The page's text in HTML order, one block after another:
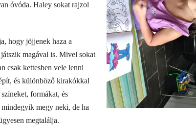
óvóda. Haley sokat rajzol
hogy jöjjenek haza a
magával is. Mivel sokat
csak kettesben vele lenni
és különböző kirakókkal
formákat, és
megy neki, de ha
megtalálja.